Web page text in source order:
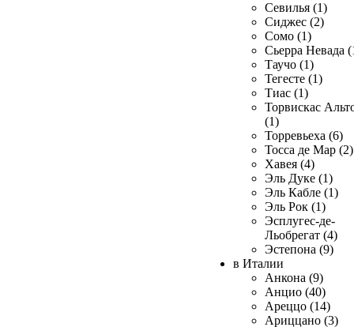
Севилья (1)
Сиджес (2)
Сомо (1)
Сьерра Невада
Таучо (1)
Тегесте (1)
Тиас (1)
Торвискас
(1)
Торревьеха (6)
Тосса де Мар (2)
Хавея (4)
Эль Дуке (1)
Эль Кабле (1)
Эль Рок (1)
Эсплугес-де-
Льобрегат (4)
Эстепона (9)
в Италии
Анкона (9)
Анцио (40)
Ареццо (14)
Ариццано (3)